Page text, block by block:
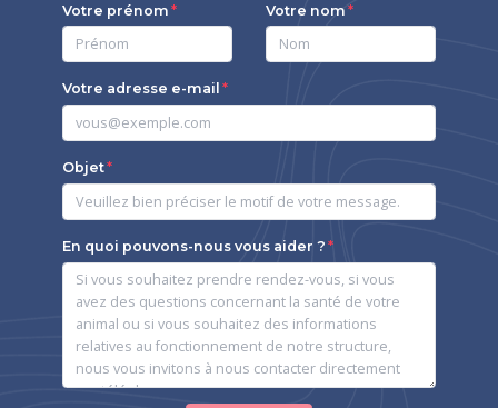
Votre prénom Votre nom
Votre adresse e-mail
Objet
En quoi pouvons-nous vous aider ?